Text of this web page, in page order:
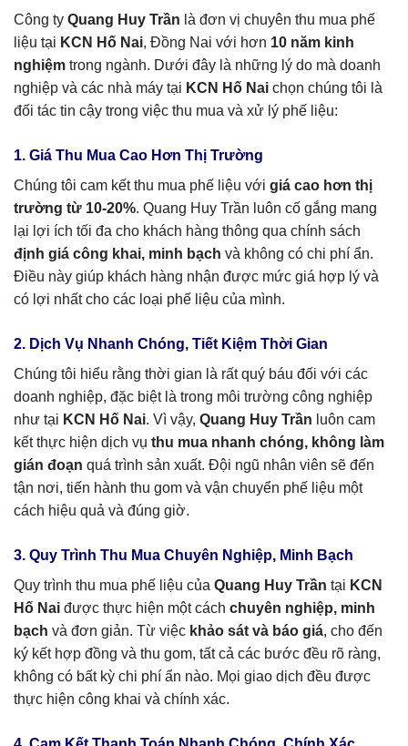
Công ty Quang Huy Trần là đơn vị chuyên thu mua phế
liệu tại KCN Hố Nai, Đồng Nai với hơn 10 năm kinh
nghiệm trong ngành. Dưới đây là những lý do mà doanh
nghiệp và các nhà máy tại KCN Hố Nai chọn chúng tôi là
đối tác tin cậy trong việc thu mua và xử lý phế liệu:
1. Giá Thu Mua Cao Hơn Thị Trường
Chúng tôi cam kết thu mua phế liệu với giá cao hơn thị
trường từ 10-20%. Quang Huy Trần luôn cố gắng mang
lại lợi ích tối đa cho khách hàng thông qua chính sách
định giá công khai, minh bạch và không có chi phí ẩn.
Điều này giúp khách hàng nhận được mức giá hợp lý và
có lợi nhất cho các loại phế liệu của mình.
2. Dịch Vụ Nhanh Chóng, Tiết Kiệm Thời Gian
Chúng tôi hiểu rằng thời gian là rất quý báu đối với các
doanh nghiệp, đặc biệt là trong môi trường công nghiệp
như tại KCN Hố Nai. Vì vậy, Quang Huy Trần luôn cam
kết thực hiện dịch vụ thu mua nhanh chóng, không làm
gián đoạn quá trình sản xuất. Đội ngũ nhân viên sẽ đến
tận nơi, tiến hành thu gom và vận chuyển phế liệu một
cách hiệu quả và đúng giờ.
3. Quy Trình Thu Mua Chuyên Nghiệp, Minh Bạch
Quy trình thu mua phế liệu của Quang Huy Trần tại KCN
Hố Nai được thực hiện một cách chuyên nghiệp, minh
bạch và đơn giản. Từ việc khảo sát và báo giá, cho đến
ký kết hợp đồng và thu gom, tất cả các bước đều rõ ràng,
không có bất kỳ chi phí ẩn nào. Mọi giao dịch đều được
thực hiện công khai và chính xác.